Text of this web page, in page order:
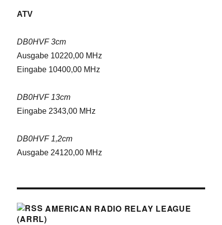
ATV
DB0HVF 3cm
Ausgabe 10220,00 MHz
Eingabe 10400,00 MHz
DB0HVF 13cm
Eingabe 2343,00 MHz
DB0HVF 1,2cm
Ausgabe 24120,00 MHz
AMERICAN RADIO RELAY LEAGUE
(ARRL)